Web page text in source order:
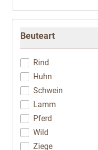
Beuteart
filter
Rind
Huhn
Schwein
Lamm
Pferd
Wild
Ziege